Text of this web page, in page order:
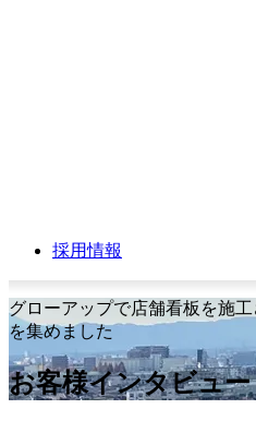
採用情報
グローアップで店舗看板を施
を集めました
お客様インタビュー